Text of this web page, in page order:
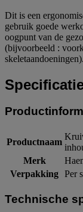
Dit is een
gebruik goede
oogpunt van de
(bijvoorbeeld :
skeletaandoeningen).
Productnaam
Merk
Verpakking Per
Technische